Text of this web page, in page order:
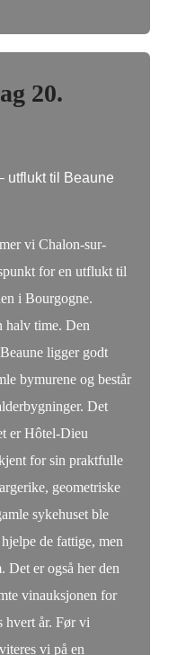
20.
utflukt til Beaune
vi Chalon-sur-
for en utflukt til
i Bourgogne.
halv time. Den
ligger godt
bymurene og består
Det
er Hôtel-Dieu
for sin praktfulle
geometriske
sykehuset ble
de fattige, men
Det er også her den
vinauksjonen for
hvert år. Før vi
vi på en